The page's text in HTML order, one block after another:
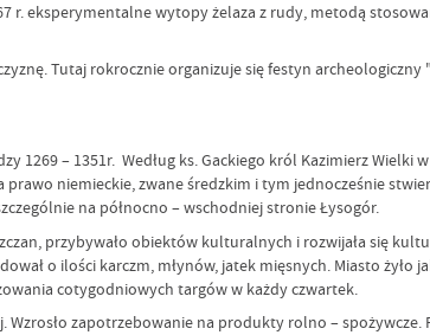
r. eksperymentalne wytopy żelaza z rudy, metodą
Tutaj rokrocznie organizuje się festyn
1269 – 1351r. Według ks. Gackiego król Kazimierz Wielki
niemieckie, zwane średzkim i tym jednocześnie
na północno – wschodniej stronie Łysogór.
przybywało obiektów kulturalnych i rozwijała się
o ilości karczm, młynów, jatek mięsnych. Miasto żyło
cotygodniowych targów w każdy czwartek.
zapotrzebowanie na produkty rolno –